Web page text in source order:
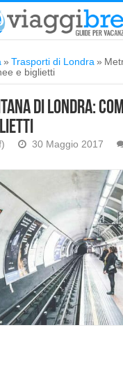
» Trasporti di Londra »
e biglietti
di Londra:
30 Maggio 2017